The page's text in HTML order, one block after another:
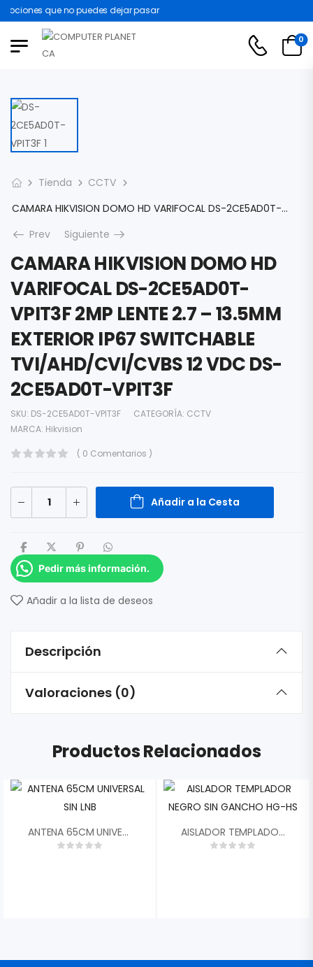
que no puedes dejar pasar
0
Tienda
CCTV
CAMARA HIKVISION DOMO HD VARIFOCAL DS-2CE5AD0T-VPIT3F 2MP LENTE 2.7 – 13.5MM EXTERIOR IP67 SWITCHABLE TVI/AHD/CVI/CVBS 12 VDC DS-2CE5AD0T-VPIT3F
Prev
Siguiente
CAMARA HIKVISION DOMO HD
VARIFOCAL DS-2CE5AD0T-
VPIT3F 2MP LENTE 2.7 – 13.5MM
EXTERIOR IP67 SWITCHABLE
TVI/AHD/CVI/CVBS 12 VDC DS-
2CE5AD0T-VPIT3F
SKU: DS-2CE5AD0T-VPIT3F CATEGORÍA: CCTV
MARCA: Hikvision
( 0 Comentarios )
Añadir a la Cesta
Pedir más información.
Añadir a la lista de deseos
Descripción
Valoraciones (0)
Productos Relacionados
ANTENA 65CM UNIVERSAL SIN LNB AISLADOR TEMPLADOR NEGRO SIN GANCHO HG-HS